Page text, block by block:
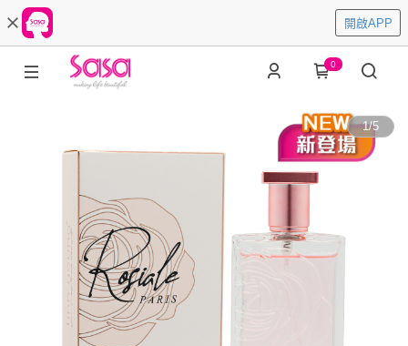
開啟APP
0
1/5